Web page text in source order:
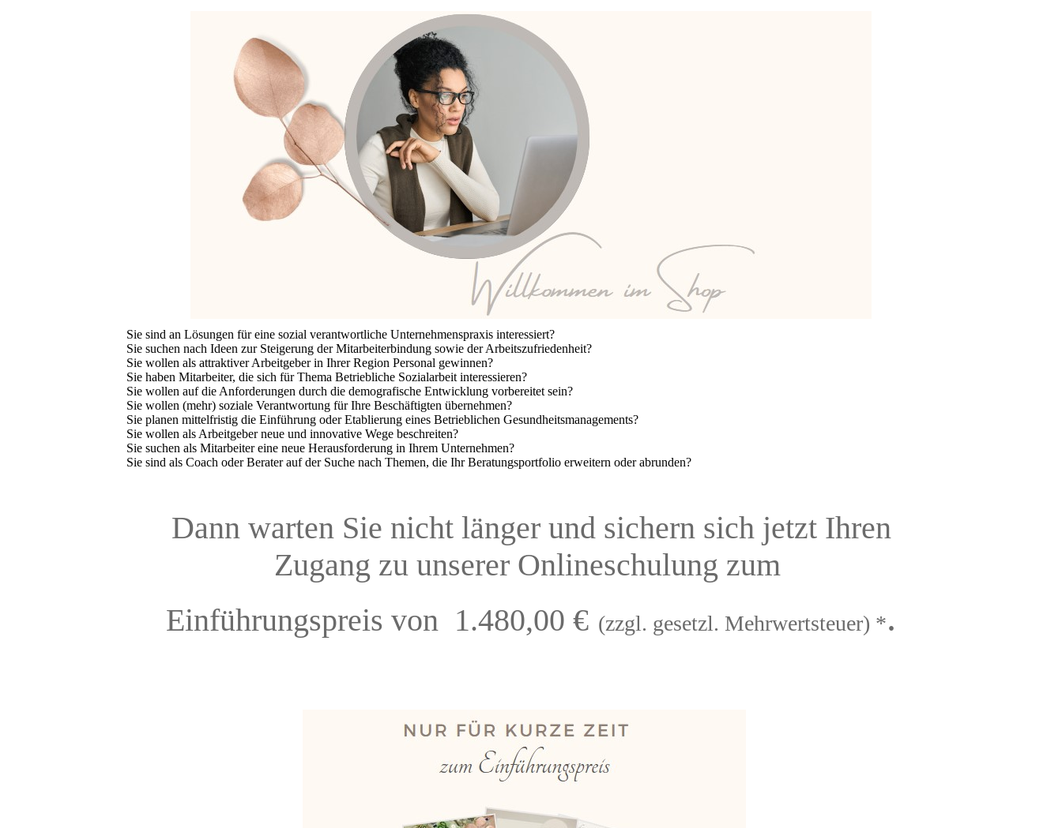
Sie sind an Lösungen für eine sozial verantwortliche Unternehmenspraxis interessiert?
Sie suchen nach Ideen zur Steigerung der Mitarbeiterbindung sowie der Arbeitszufriedenheit?
Sie wollen als attraktiver Arbeitgeber in Ihrer Region Personal gewinnen?
Sie haben Mitarbeiter, die sich für Thema Betriebliche Sozialarbeit interessieren?
Sie wollen auf die Anforderungen durch die demografische Entwicklung vorbereitet sein?
Sie wollen (mehr) soziale Verantwortung für Ihre Beschäftigten übernehmen?
Sie planen mittelfristig die Einführung oder Etablierung eines Betrieblichen Gesundheitsmanagements?
Sie wollen als Arbeitgeber neue und innovative Wege beschreiten?
Sie suchen als Mitarbeiter eine neue Herausforderung in Ihrem Unternehmen?
Sie sind als Coach oder Berater auf der Suche nach Themen, die Ihr Beratungsportfolio erweitern oder abrunden?
Dann warten Sie nicht länger und sichern sich jetzt Ihren
Zugang zu unserer Onlineschulung zum
Einführungspreis von 1.480,00 € (zzgl. gesetzl. Mehrwertsteuer) *.